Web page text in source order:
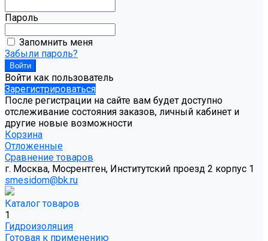
Пароль
Запомнить меня
Забыли пароль?
Войти как пользователь
Зарегистрироваться
После регистрации на сайте вам будет доступно
отслеживание состояния заказов, личный кабинет и
другие новые возможности
Корзина
Отложенные
Сравнение товаров
г. Москва, Мосрентген, Институтский проезд 2 корпус 1
smesidom@bk.ru
Каталог товаров
1
Гидроизоляция
Готовая к применению